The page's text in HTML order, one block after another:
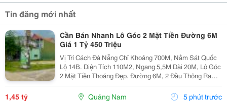
Tin đăng mới nhất
Cần Bán Nhanh Lô Góc 2 Mặt Tiền Đường 6M
Giá 1 Tỷ 450 Triệu
Vị Trí Cách Đà Nẵng Chỉ Khoảng 700M, Nằm Sát Quốc
Lộ 14B. Diện Tích 110M2, Ngang 5,5M Dài 20M, Lô Góc
2 Mặt Tiền Thoáng Đẹp. Đường 6M, 2 Đầu Thông Ra
Quốc Lộ 14B Và Đt609, Di Chuyển Thuận Tiện. Khu Dân
Cư Đông Đúc, Nhà Cửa Hiện Hữu, Tiện Ích...
1,45 tỷ Quảng Nam 5 phút trước